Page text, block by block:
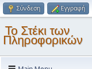
Σύνδεση Εγγραφή
Το Στέκι των
Πληροφορικών